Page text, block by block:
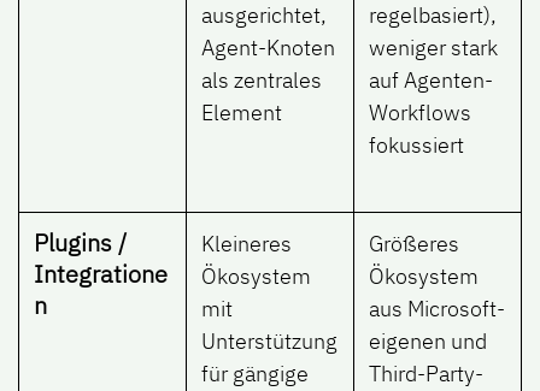
ausgerichtet,
Agent-Knoten
als zentrales
Element
regelbasiert),
weniger stark
auf Agenten-
Workflows
fokussiert
Plugins /
Integratione
n
Kleineres
Ökosystem
mit
Unterstützung
für gängige
Größeres
Ökosystem
aus Microsoft-
eigenen und
Third-Party-